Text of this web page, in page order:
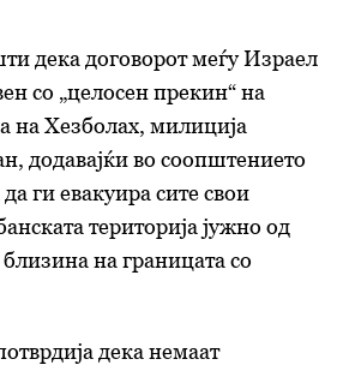
дека договорот меѓу Израел
со „целосен прекин“ на
на Хезболах, милиција
додавајќи во соопштението
ги евакуира сите свои
територија јужно од
на границата со
дека немаат